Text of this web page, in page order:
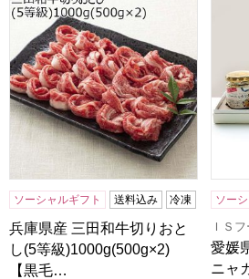
ソーシャルギフト 送料込み 冷凍
兵庫県産 三田和牛切りおと
し(5等級)1000g(500g×2)
【黒毛…
ソー
ＩＳ
愛媛
ニャ